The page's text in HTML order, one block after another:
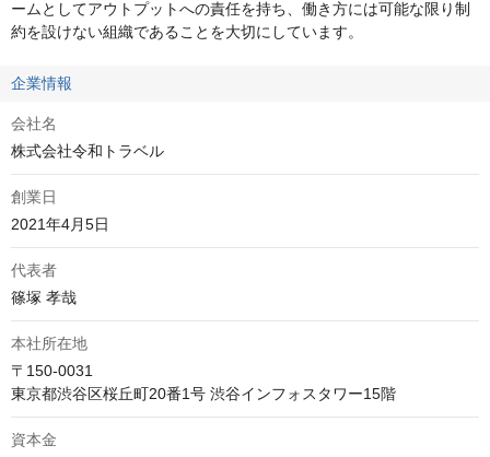
ームとしてアウトプットへの責任を持ち、働き方には可能な限り制
約を設けない組織であることを大切にしています。
企業情報
会社名
株式会社令和トラベル
創業日
2021年4月5日
代表者
篠塚 孝哉
本社所在地
〒150-0031
資本金